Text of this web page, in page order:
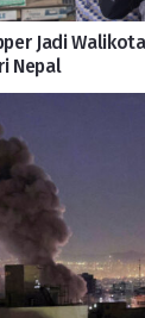
Jadi
Nepal